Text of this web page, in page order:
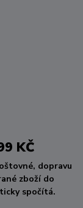
KČ
dopravu
zboží do
spočítá.